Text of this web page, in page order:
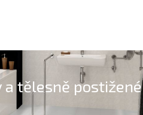
a tělesně postižené